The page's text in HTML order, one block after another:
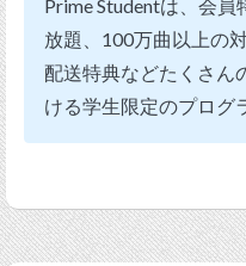
Prime Studentは、会
放題、100万曲以上の
配送特典などたくさん
ける学生限定のプログ